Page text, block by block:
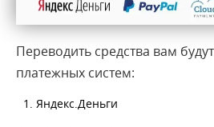
Переводить средства вам
платежных систем:
Яндекс.Деньги